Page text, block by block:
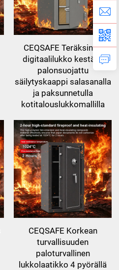
CEQSAFE Teräksinen
digitaalilukko kestävä
palonsuojattu
säilytyskaappi salasanalla
ja paksunnetulla
kotitalouslukkomallilla
CEQSAFE Korkean
turvallisuuden
paloturvallinen
lukkolaatikko 4 pyörällä